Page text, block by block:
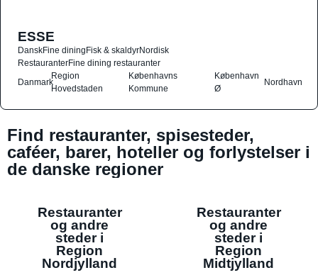
ESSE
DanskFine diningFisk & skaldyrNordisk
RestauranterFine dining restauranter
Danmark
Region
Hovedstaden
Københavns
Kommune
København
Ø
Nordhavn
Find restauranter, spisesteder,
caféer, barer, hoteller og forlystelser i
de danske regioner
Restauranter
og andre
steder i
Region
Nordjylland
Restauranter
og andre
steder i
Region
Midtjylland